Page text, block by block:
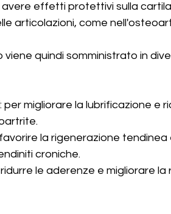
effetti protettivi sulla
articolazioni, come
viene quindi somministrato in
: per migliorare la lubrificazione e
la rigenerazione tendinea
croniche.
le aderenze e migliorare